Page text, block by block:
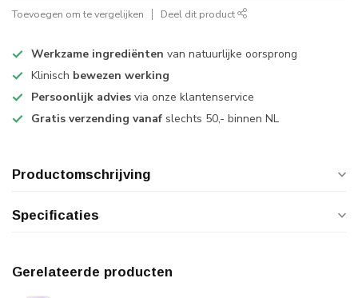
Toevoegen om te vergelijken Deel dit product
Werkzame ingrediënten van natuurlijke oorsprong
Klinisch bewezen werking
Persoonlijk advies via onze klantenservice
Gratis verzending vanaf slechts 50,- binnen NL
Productomschrijving
Specificaties
Gerelateerde producten